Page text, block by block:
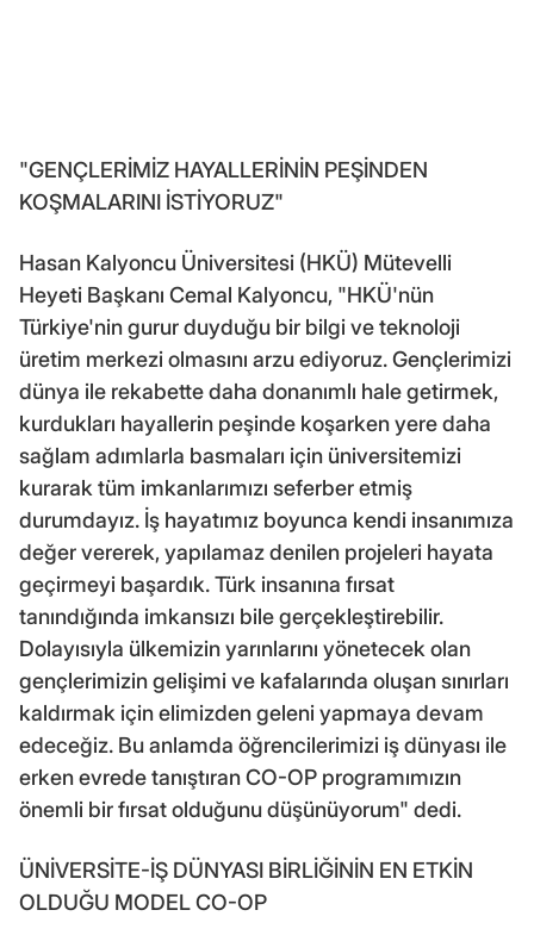
"GENÇLERİMİZ HAYALLERİNİN PEŞİNDEN
KOŞMALARINI İSTİYORUZ"
Hasan Kalyoncu Üniversitesi (HKÜ) Mütevelli
Heyeti Başkanı Cemal Kalyoncu, "HKÜ'nün
Türkiye'nin gurur duyduğu bir bilgi ve teknoloji
üretim merkezi olmasını arzu ediyoruz. Gençlerimizi
dünya ile rekabette daha donanımlı hale getirmek,
kurdukları hayallerin peşinde koşarken yere daha
sağlam adımlarla basmaları için üniversitemizi
kurarak tüm imkanlarımızı seferber etmiş
durumdayız. İş hayatımız boyunca kendi insanımıza
değer vererek, yapılamaz denilen projeleri hayata
geçirmeyi başardık. Türk insanına fırsat
tanındığında imkansızı bile gerçekleştirebilir.
Dolayısıyla ülkemizin yarınlarını yönetecek olan
gençlerimizin gelişimi ve kafalarında oluşan sınırları
kaldırmak için elimizden geleni yapmaya devam
edeceğiz. Bu anlamda öğrencilerimizi iş dünyası ile
erken evrede tanıştıran CO-OP programımızın
önemli bir fırsat olduğunu düşünüyorum" dedi.
ÜNİVERSİTE-İŞ DÜNYASI BİRLİĞİNİN EN ETKİN
OLDUĞU MODEL CO-OP